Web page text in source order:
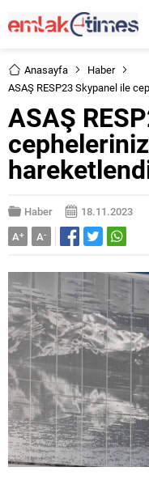
Anasayfa
Haber
ASAŞ RESP23 Skypanel ile
ASAŞ
Haber
18.11.2023
A+ A-